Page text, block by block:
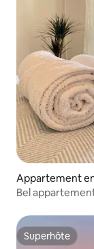
Appartement
Bel
Superhôte
Superhôte